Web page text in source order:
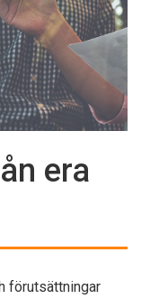
era
förutsättningar